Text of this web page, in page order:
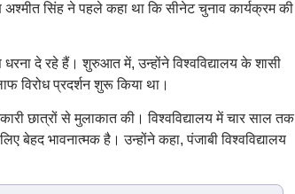
अश्मीत सिंह ने पहले कहा था कि सीनेट चुनाव कार्यक्रम की
दे रहे हैं। शुरुआत में, उन्होंने विश्वविद्यालय के शासी
प्रदर्शन शुरू किया था।
छात्रों से मुलाकात की। विश्वविद्यालय में चार साल तक
भावनात्मक है। उन्होंने कहा, पंजाबी विश्वविद्यालय